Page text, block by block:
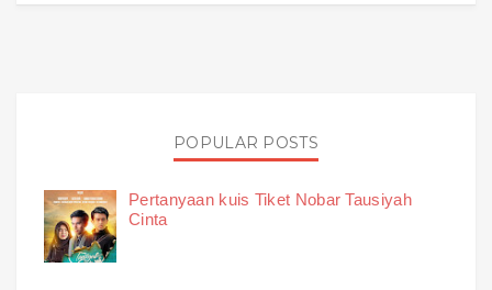
POPULAR POSTS
Pertanyaan kuis Tiket Nobar Tausiyah
Cinta